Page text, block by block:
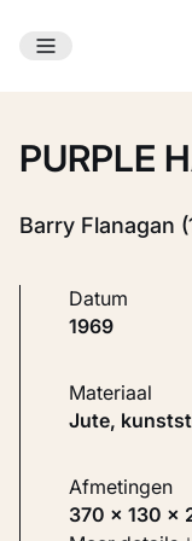
Ga naar
PURPLE
Barry Flanagan
Datum
1969
Materiaal
Jute,
Afmetingen
370 × 130 ×